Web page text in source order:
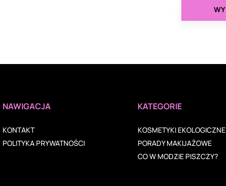
NAWIGACJA
KONTAKT
POLITYKA PRYWATNOŚCI
KATEGORIE
KOSMETYKI EKOLOGICZNE
PORADY MAKIJAŻOWE
CO W MODZIE PISZCZY?